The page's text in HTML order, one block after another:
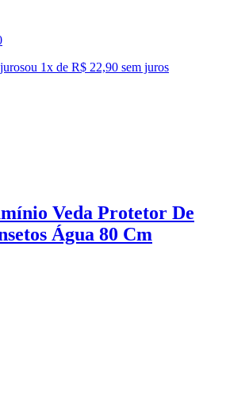
ou 1x de R$ 22,90 sem juros
Veda Protetor De
Água 80 Cm